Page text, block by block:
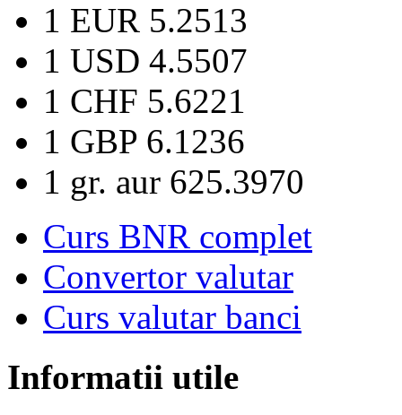
1 EUR 5.2513
1 USD 4.5507
1 CHF 5.6221
1 GBP 6.1236
1 gr. aur 625.3970
Curs BNR complet
Convertor valutar
Curs valutar banci
Informatii utile